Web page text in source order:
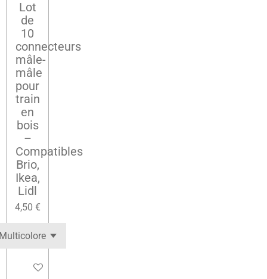
Lot
de
10
connecteurs
mâle-
mâle
pour
train
en
bois
–
Compatibles
Brio,
Ikea,
Lidl
4,50 €
Ajouter au panier